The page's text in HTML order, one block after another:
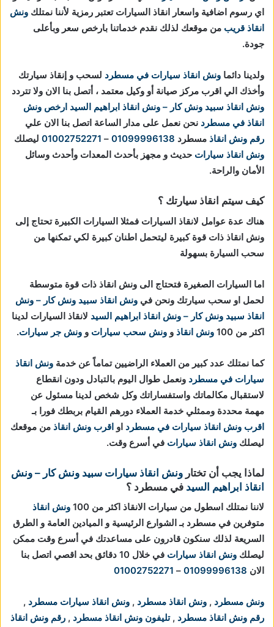
اي رسوم اضافية واسعار انقاذ السيارات تعتبر رمزية لأننا نمتلك ونش
انقاذ قريب من موقعك لذلك نقدم خدماتنا بارخص سعر وبأعلى
جودة.
ولدينا دائما ونش انقاذ سيارات في مسطرد لسحب و إنقاذ سيارتك
وأخذك الي اقرب مركز صيانة أو وكيل معتمد ، أتصل بنا الان ولا تتردد
ونش انقاذ سبيد ونش كار – ونش انقاذ ابراهيم السيد ارخص ونش
انقاذ في مسطرد نحن نعمل على مدار الساعة اتصل بنا الان علي
رقم ونش انقاذ مسطرد 01099996138
–
01002752271 ليصلك
ونش انقاذ سيارات حديث و مجهز بأحدث المعدات وأحدث وسائل
الأمان والراحة.
كيف سيتم انقاذ سيارتك ؟
هناك عدة عوامل لانقاذ السيارات فمثلا السيارات الكبيرة تحتاج إلى
ونش انقاذ ذات قوة كبيرة ليتحمل اطنان كبيرة لكي تمكنها من
سحب السيارة بسهولة
اما السيارات الصغيرة فتحتاج الى ونش انقاذ ذات قوة متوسطة
لحمل او سحب سيارتك ونحن في ونش انقاذ سبيد ونش كار – ونش
انقاذ سبيد ونش كار – ونش انقاذ ابراهيم السيد لانقاذ السيارات لدينا
اكثر من 100
ونش انقاذ و ونش سحب سيارات و ونش جر سيارات.
كما نمتلك عدد كبير من العملاء الراضيين تماماً عن خدمة ونش انقاذ
سيارات في مسطرد ونعمل طوال اليوم بالتبادل ودون انقطاع
لاستقبال مكالماتك واستفساراتك وكل شخص لدينا مسئول عن
مهمة محددة وممثلي خدمة العملاء دورهم القيام بربطك فورا بـ
اقرب ونش انقاذ سيارات في مسطرد او اقرب ونش انقاذ من موقعك
ليصلك ونش انقاذ سيارات في أسرع وقت.
لماذا يجب أن تختار ونش انقاذ سيارات سبيد ونش كار – ونش
انقاذ ابراهيم السيد في مسطرد ؟
لاننا نمتلك اسطول من سيارات الانقاذ اكثر من 100
ونش انقاذ
متوفرين في مسطرد بـ الشوارع الرئيسية و الميادين العامة و الطرق
السريعة لذلك سنكون قادرون على مساعدتك في أسرع وقت ممكن
ليصلك ونش انقاذ سيارات
في خلال 10 دقائق بحد اقصي اتصل بنا
الان 01099996138
–
01002752271
ونش مسطرد , ونش انقاذ مسطرد , ونش انقاذ سيارات مسطرد ,
رقم ونش انقاذ مسطرد ,تليفون ونش انقاذ مسطرد , رقم ونش انقاذ